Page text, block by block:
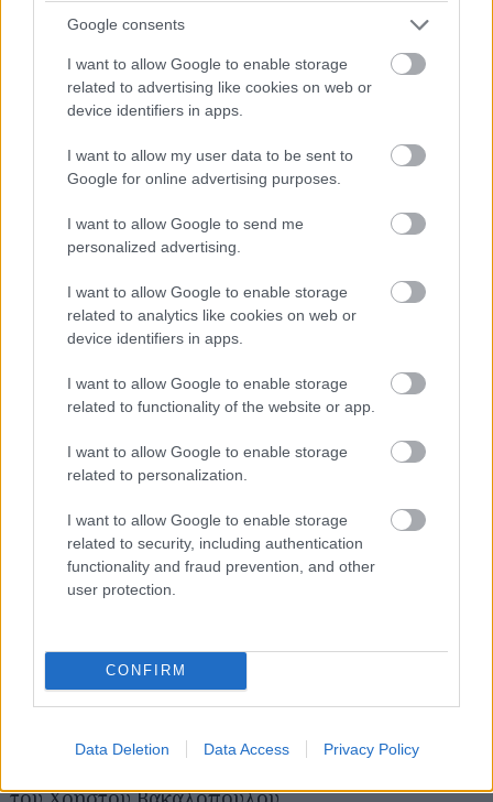
Google consents
I want to allow Google to enable storage
related to advertising like cookies on web or
device identifiers in apps.
I want to allow my user data to be sent to
Google for online advertising purposes.
I want to allow Google to send me
personalized advertising.
I want to allow Google to enable storage
related to analytics like cookies on web or
device identifiers in apps.
I want to allow Google to enable storage
related to functionality of the website or app.
I want to allow Google to enable storage
related to personalization.
I want to allow Google to enable storage
related to security, including authentication
functionality and fraud prevention, and other
user protection.
CONFIRM
Data Deletion Data Access Privacy Policy
Από 5/11/24
Σ υ μ π α ρ α γ ω γ έ ς – Σ υ ν ε ρ γ α σ ί ε ς
Εναλλακτική Σκηνή Εθνικής Λυρικής Σκηνής
ΜΑΤΑΡΟΑ ΣΤΟΝ ΟΡΙZONTA
Κείμενο: Έλσα Ανδριανού
Μουσική: Θοδωρής Αμπαζής, Νίκος Κυπουργός
Από 14/12/24
Σε συμπαραγωγή με την Εθνική Λυρική Σκηνή
της Αλεξάνδρας Κ*
Σκηνοθεσία: Μαρία Μαγκανάρη
Από 19/2/25
Κουν
Θέατρο Χώρα
Η ΓΡΑΜΜΗ ΤΟΥ ΟΡΙΖΟΝΤΟΣ (σε επανάληψη)